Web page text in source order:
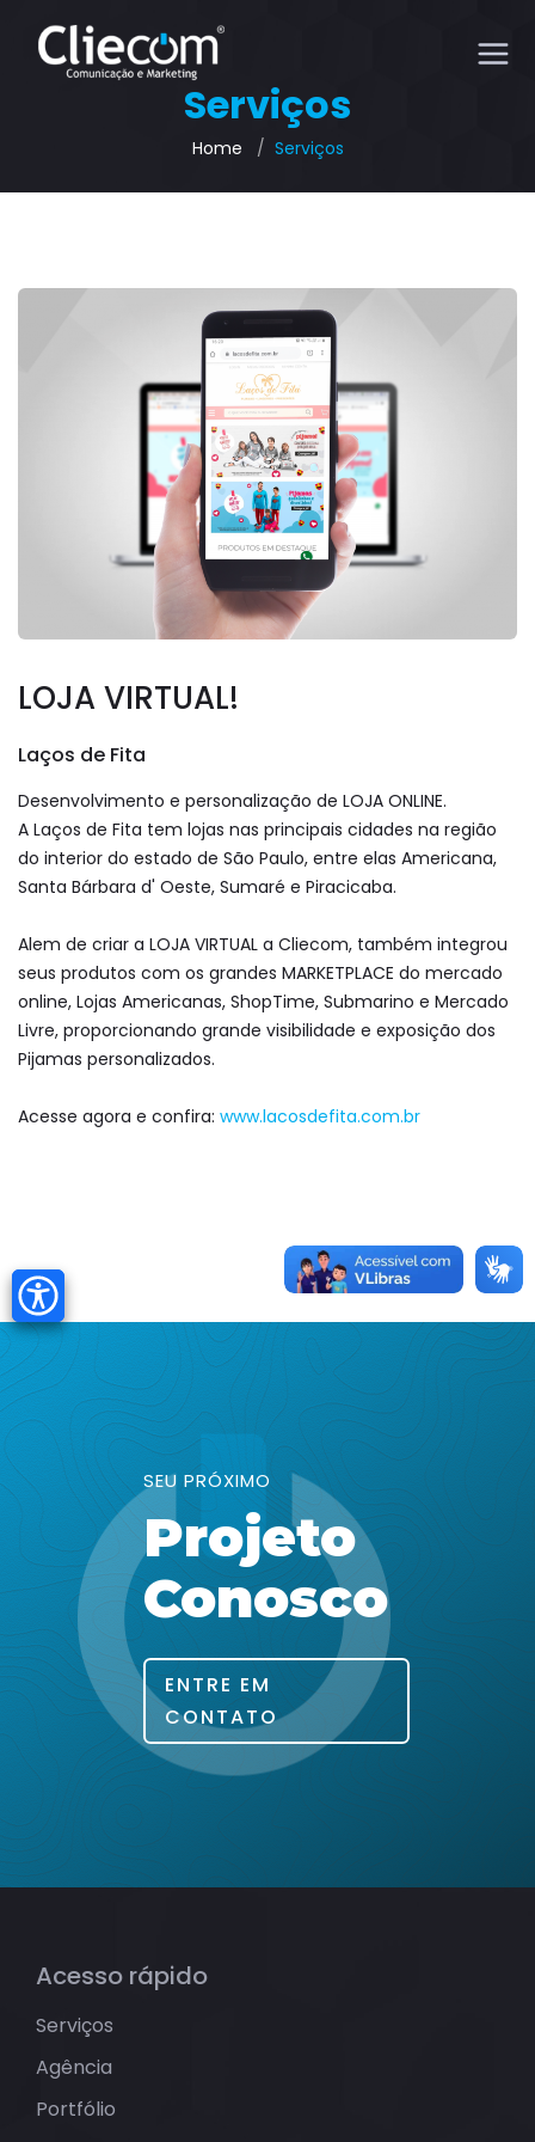
Serviços
Home Serviços
LOJA VIRTUAL!
Laços de Fita
Desenvolvimento e personalização de LOJA ONLINE.
A Laços de Fita tem lojas nas principais cidades na região
do interior do estado de São Paulo, entre elas Americana,
Santa Bárbara d' Oeste, Sumaré e Piracicaba.
Alem de criar a LOJA VIRTUAL a Cliecom, também integrou
seus produtos com os grandes MARKETPLACE do mercado
online, Lojas Americanas, ShopTime, Submarino e Mercado
Livre, proporcionando grande visibilidade e exposição dos
Pijamas personalizados.
Acesse agora e confira: www.lacosdefita.com.br
SEU PRÓXIMO
Projeto
Conosco
ENTRE EM
CONTATO
Acesso rápido
Serviços
Agência
Portfólio